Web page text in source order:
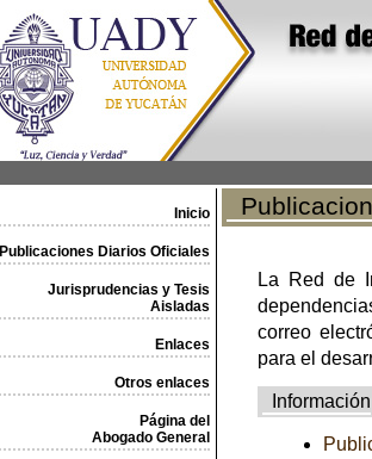
Inicio
Publicaciones Diarios Oficiales
Jurisprudencias y Tesis
Aisladas
Enlaces
Otros enlaces
Página del
Abogado General
La Red de
correo
para el
Información